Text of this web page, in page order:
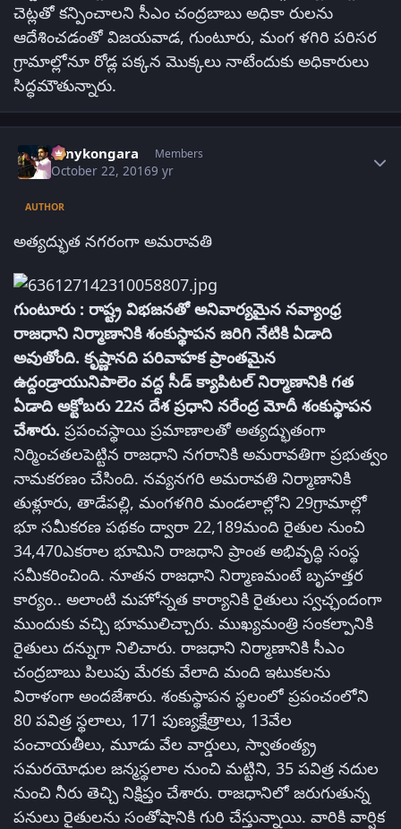
చెట్లతో కన్పించాలని సీఎం చంద్రబాబు అధికా రులను
ఆదేశించడంతో విజయవాడ, గుంటూరు, మంగ ళగిరి పరిసర
గ్రామాల్లోనూ రోడ్ల పక్కన మొక్కలు నాటేందుకు అధికారులు
సిద్ధమౌతున్నారు.
sonykongara Members
October 22, 20169 yr
AUTHOR
అత్యద్భుత నగరంగా అమరావతి
గుంటూరు : రాష్ట్ర విభజనతో అనివార్యమైన నవ్యాంధ్ర
రాజధాని నిర్మాణానికి శంకుస్థాపన జరిగి నేటికి ఏడాది
అవుతోంది. కృష్ణానది పరివాహక ప్రాంతమైన
ఉద్దండ్రాయునిపాలెం వద్ద సీడ్‌ క్యాపిటల్‌ నిర్మాణానికి గత
ఏడాది అక్టోబరు 22న దేశ ప్రధాని నరేంద్ర మోదీ శంకుస్థాపన
చేశారు. ప్రపంచస్థాయి ప్రమాణాలతో అత్యద్భుతంగా
నిర్మించతలపెట్టిన రాజధాని నగరానికి అమరావతిగా ప్రభుత్వం
నామకరణం చేసింది. నవ్యనగరి అమరావతి నిర్మాణానికి
తుళ్లూరు, తాడేపల్లి, మంగళగిరి మండలాల్లోని 29గ్రామాల్లో
భూ సమీకరణ పథకం ద్వారా 22,189మంది రైతుల నుంచి
34,470ఎకరాల భూమిని రాజధాని ప్రాంత అభివృద్ధి సంస్థ
సమీకరించింది. నూతన రాజధాని నిర్మాణమంటే బృహత్తర
కార్యం.. అలాంటి మహోన్నత కార్యానికి రైతులు స్వచ్ఛందంగా
ముందుకు వచ్చి భూములిచ్చారు. ముఖ్యమంత్రి సంకల్పానికి
రైతులు దన్నుగా నిలిచారు. రాజధాని నిర్మాణానికి సీఎం
చంద్రబాబు పిలుపు మేరకు వేలాది మంది ఇటుకలను
విరాళంగా అందజేశారు. శంకుస్థాపన స్థలంలో ప్రపంచంలోని
80 పవిత్ర స్థలాలు, 171 పుణ్యక్షేత్రాలు, 13వేల
పంచాయతీలు, మూడు వేల వార్డులు, స్వాతంత్య్ర
సమరయోధుల జన్మస్థలాల నుంచి మట్టిని, 35 పవిత్ర నదుల
నుంచి నీరు తెచ్చి నిక్షిప్తం చేశారు. రాజధానిలో జరుగుతున్న
పనులు రైతులను సంతోషానికి గురి చేస్తున్నాయి. వారికి వార్షిక